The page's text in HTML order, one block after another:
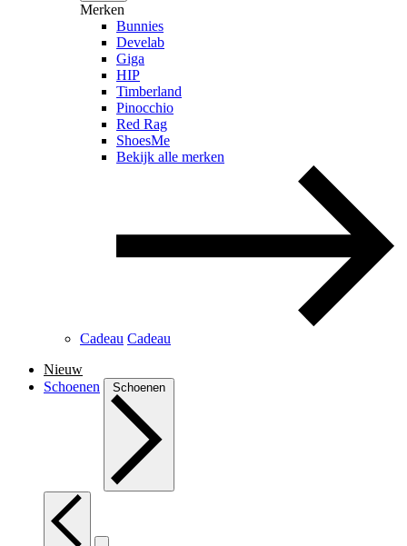
Merken
Bunnies
Develab
Giga
HIP
Timberland
Pinocchio
Red Rag
ShoesMe
Bekijk alle merken
Cadeau Cadeau
Nieuw
Schoenen
Schoenen